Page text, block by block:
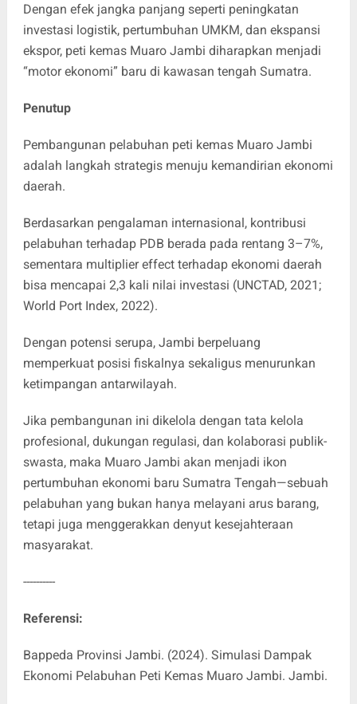
Dengan efek jangka panjang seperti peningkatan
investasi logistik, pertumbuhan UMKM, dan ekspansi
ekspor, peti kemas Muaro Jambi diharapkan menjadi
“motor ekonomi” baru di kawasan tengah Sumatra.
Penutup
Pembangunan pelabuhan peti kemas Muaro Jambi
adalah langkah strategis menuju kemandirian ekonomi
daerah.
Berdasarkan pengalaman internasional, kontribusi
pelabuhan terhadap PDB berada pada rentang 3–7%,
sementara multiplier effect terhadap ekonomi daerah
bisa mencapai 2,3 kali nilai investasi (UNCTAD, 2021;
World Port Index, 2022).
Dengan potensi serupa, Jambi berpeluang
memperkuat posisi fiskalnya sekaligus menurunkan
ketimpangan antarwilayah.
Jika pembangunan ini dikelola dengan tata kelola
profesional, dukungan regulasi, dan kolaborasi publik-
swasta, maka Muaro Jambi akan menjadi ikon
pertumbuhan ekonomi baru Sumatra Tengah—sebuah
pelabuhan yang bukan hanya melayani arus barang,
tetapi juga menggerakkan denyut kesejahteraan
masyarakat.
----------
Referensi:
Bappeda Provinsi Jambi. (2024). Simulasi Dampak
Ekonomi Pelabuhan Peti Kemas Muaro Jambi. Jambi.